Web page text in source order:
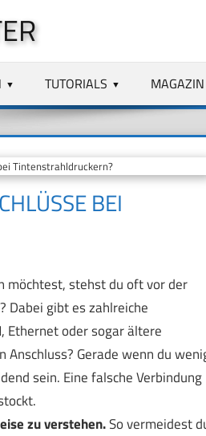
TUTORIALS MAGAZIN
Tintenstrahldruckern?
BEI
möchtest, stehst du oft vor der
Dabei gibt es zahlreiche
Ethernet oder sogar ältere
Gerade wenn du
sein. Eine falsche Verbindung
zu verstehen.So vermeidest